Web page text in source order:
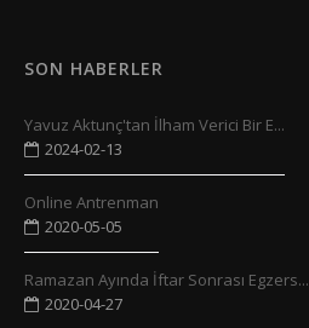
SON HABERLER
Yavuz Aktunç'tan İlham Verici Bir E...
2024-02-13
Online Antrenman
2020-05-05
Ramazan Ayında İftar Sonrası Egzers...
2020-04-27